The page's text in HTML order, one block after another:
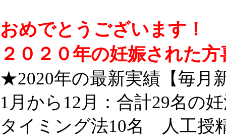
おめでとうございます！
２０２０年の妊娠された
★2020年の最新実績【毎月
1月から12月：合計29名の
タイミング法10名 人工授